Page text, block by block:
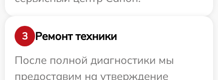
3
Ремонт техники
После полной диагностики мы
предоставим на утверждение